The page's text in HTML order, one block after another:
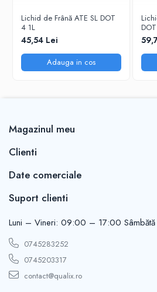
Lichid de Frână ATE SL DOT
4 1L
45,54 Lei
Adauga in cos
Magazinul meu
Clienti
Date comerciale
Suport clienti
Luni – Vineri: 09:00 – 17:00 Sâmbătă
0745283252
0745203317
contact@qualix.ro